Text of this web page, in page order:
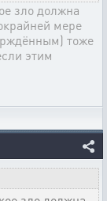
зло должна
мере
тоже
этим